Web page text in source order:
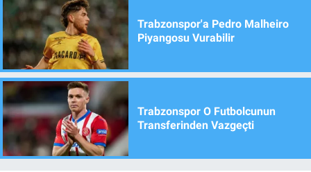
Trabzonspor'a Pedro Malheiro
Piyangosu Vurabilir
Trabzonspor O Futbolcunun
Transferinden Vazgeçti